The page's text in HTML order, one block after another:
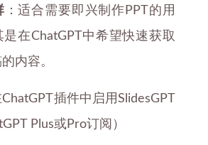
：适合需要即兴制作PPT的用
是在ChatGPT中希望快速获取
内容。
ChatGPT插件中启用SlidesGPT
Plus或Pro订阅）